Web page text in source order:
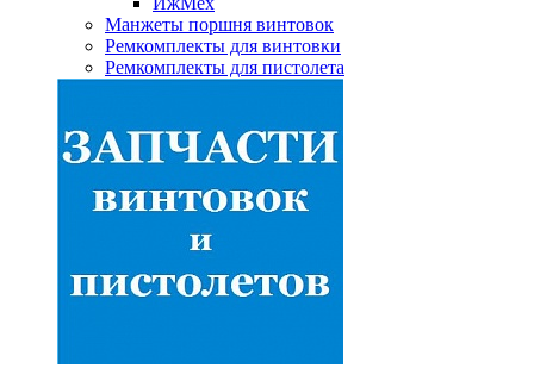
Манжеты поршня винтовок
Ремкомплекты для винтовки
Ремкомплекты для пистолета